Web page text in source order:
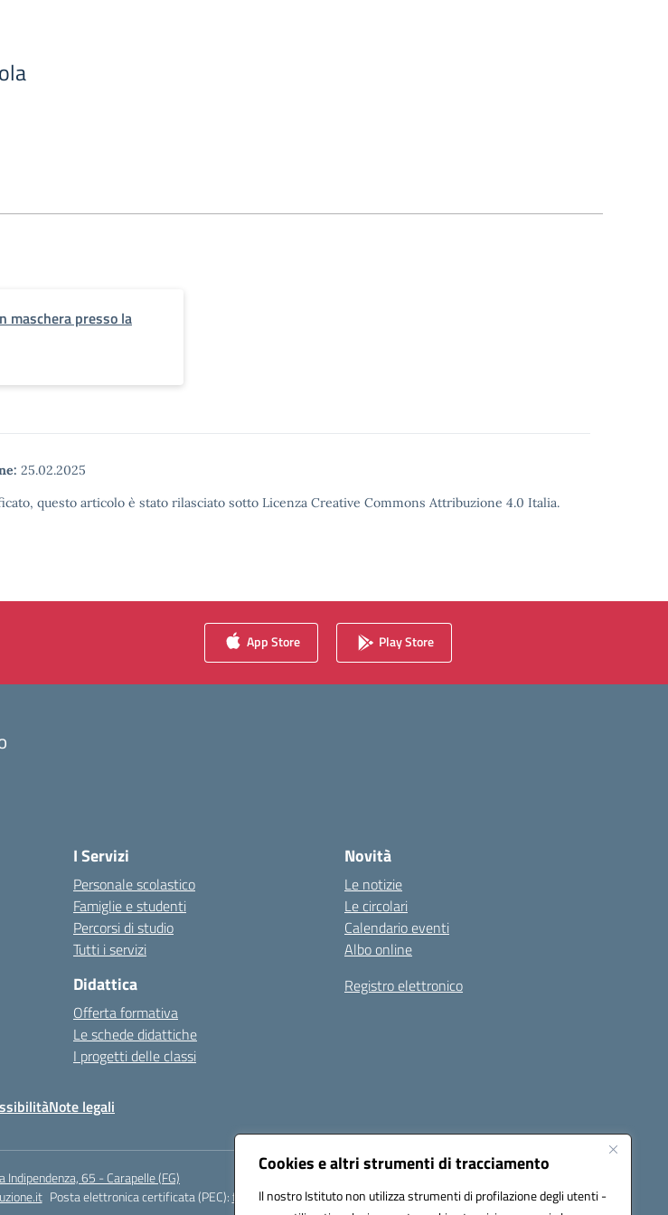
Cookies e altri strumenti di tracciamento
Il nostro Istituto non utilizza strumenti di profilazione degli utenti -
maschera presso la
25.02.2025
questo articolo è stato rilasciato sotto Licenza Creative Commons Attribuzione 4.0 Italia.
App Store Play Store
I Servizi
Personale scolastico
Famiglie e studenti
Percorsi di studio
Tutti i servizi
Didattica
Offerta formativa
Le schede didattiche
I progetti delle classi
Novità
Le notizie
Le circolari
Calendario eventi
Albo online
Registro elettronico
Note legali
Indipendenza, 65 - Carapelle (FG)
Posta elettronica certificata (PEC):fgic822001@pec.istruzione.it